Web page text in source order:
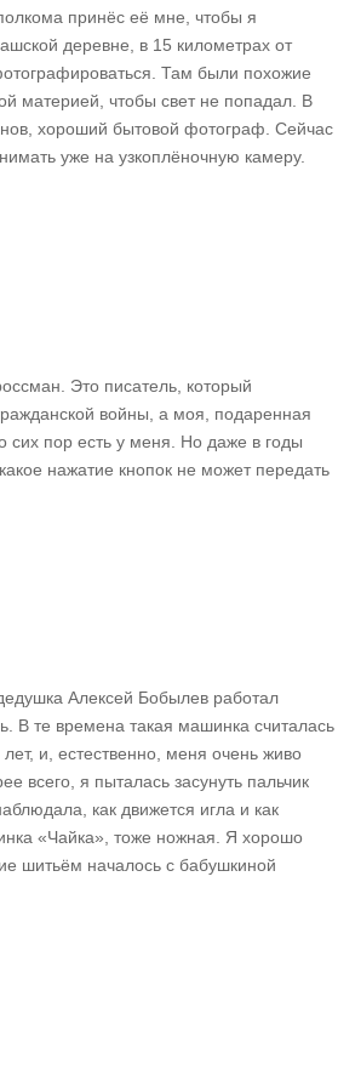
принёс её мне, чтобы я
деревне, в 15 километрах от
Там были похожие
материей, чтобы свет не попадал. В
хороший бытовой фотограф. Сейчас
уже на узкоплёночную камеру.
Это писатель, который
войны, а моя, подаренная
сих пор есть у меня. Но даже в годы
нажатие кнопок не может передать
Алексей Бобылев работал
В те времена такая машинка считалась
и, естественно, меня очень живо
всего, я пыталась засунуть пальчик
как движется игла и как
«Чайка», тоже ножная. Я хорошо
шитьём началось с бабушкиной